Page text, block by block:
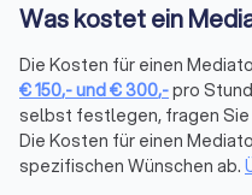
später gegen sie
kostengünstiger als
Prozess schneller
fallen keine hohen
die Parteien können
Voraus klären.
Was kostet ein
Die Kosten für einen
€150,-und€300,-pro
selbst festlegen, fragen
Die Kosten für einen
spezifischen Wünschen ab.